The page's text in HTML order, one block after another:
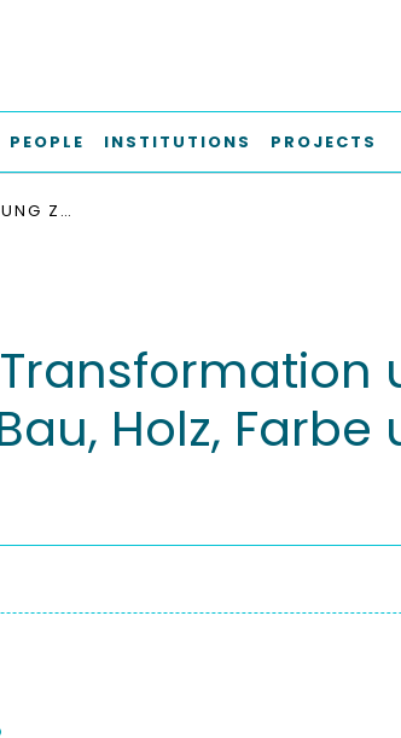
PEOPLE INSTITUTIONS PROJECTS
BERUFLICHE BILDUNG ZWISCHEN TRANSFORMATION UND TRADITION : ERGEBNISSE DER FACHTAGUNG BAU, HOLZ, FARBE UND RAUMGESTALTUNG 2025
Holz,